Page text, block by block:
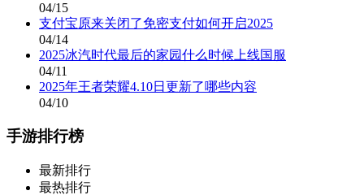
04/15
支付宝原来关闭了免密支付如何开启2025
04/14
2025冰汽时代最后的家园什么时候上线国服
04/11
2025年王者荣耀4.10日更新了哪些内容
04/10
手游排行榜
最新排行
最热排行